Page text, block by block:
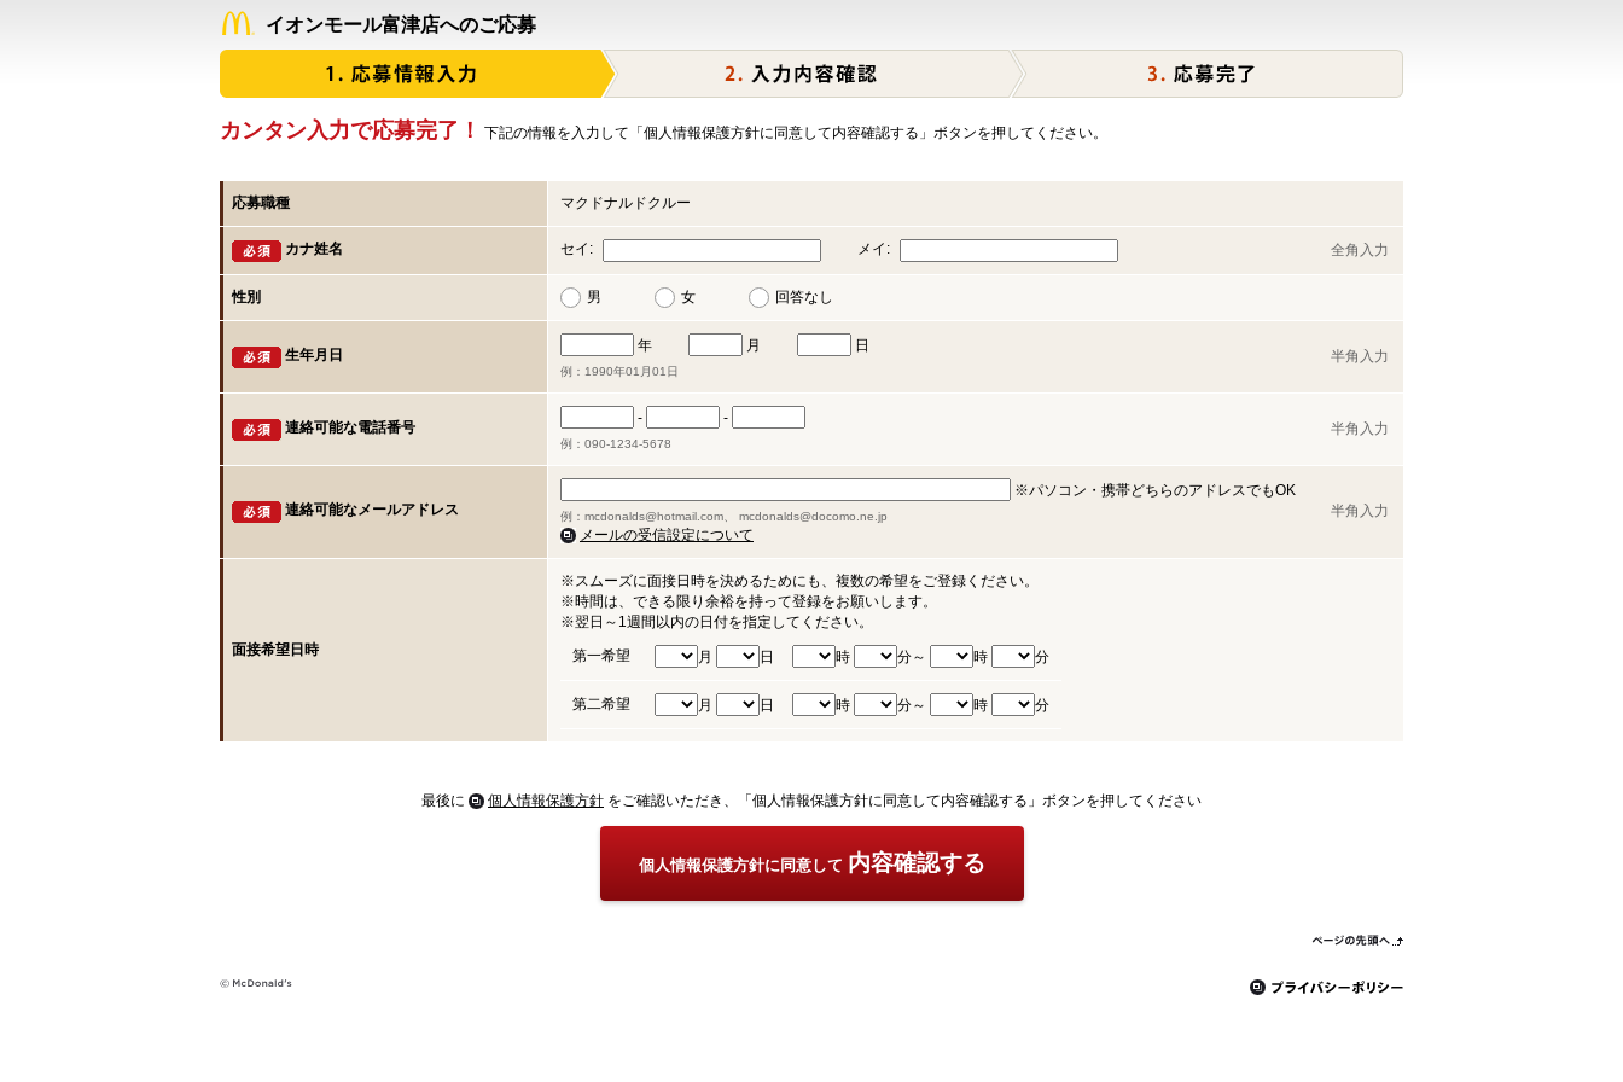
イオンモール富津店へのご応募
カンタン入力で応募完了！ 下記の情報を入力して「個人情報保護方針に同意して内容確認する」ボタンを押してください。
応募職種 マクドナルドクルー
カナ姓名 セイ: メイ: 全角入力
性別 男 女 回答なし
生年月日
年 月 日
例：1990年01月01日
半角入力
連絡可能な電話番号
- -
例：090-1234-5678
半角入力
連絡可能なメールアドレス
※パソコン・携帯どちらのアドレスでもOK
例：mcdonalds@hotmail.com、 mcdonalds@docomo.ne.jp
メールの受信設定について
半角入力
面接希望日時
※スムーズに面接日時を決めるためにも、複数の希望をご登録ください。
※時間は、できる限り余裕を持って登録をお願いします。
※翌日～1週間以内の日付を指定してください。
第一希望
月 日 時 分～ 時 分
第二希望 月 日 時 分～ 時 分
最後に 個人情報保護方針 をご確認いただき、「個人情報保護方針に同意して内容確認する」ボタンを押してください
個人情報保護方針に同意して 内容確認する